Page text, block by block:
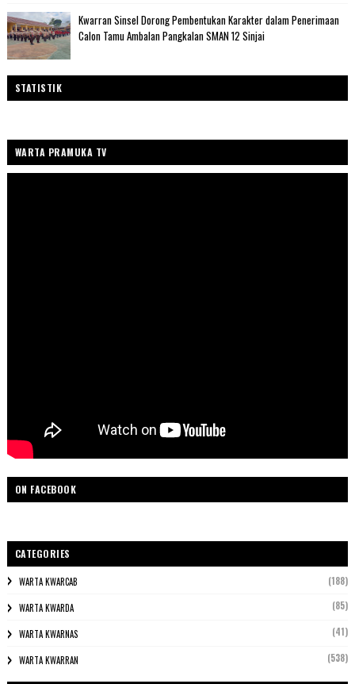
Kwarran Sinsel Dorong Pembentukan Karakter dalam Penerimaan
Calon Tamu Ambalan Pangkalan SMAN 12 Sinjai
STATISTIK
WARTA PRAMUKA TV
ON FACEBOOK
CATEGORIES
WARTA KWARCAB (188)
WARTA KWARDA (85)
WARTA KWARNAS (41)
WARTA KWARRAN (538)